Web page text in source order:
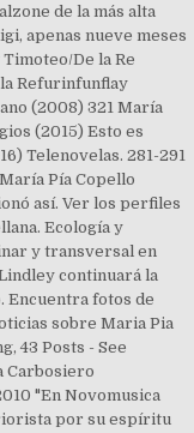
de la más alta
apenas nueve meses
De la Re
Refurinfunflay
(2008) 321 María
(2015) Esto es
Telenovelas. 281-291
Pía Copello
así. Ver los perfiles
Ecología y
y transversal en
continuará la
Encuentra fotos de
sobre Maria Pia
43 Posts - See
Carbosiero
"En Novomusica
por su espíritu